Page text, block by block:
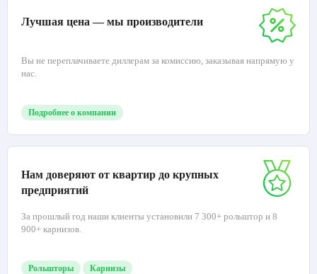
Лучшая цена — мы производители
Вы не переплачиваете диллерам за комиссию, заказывая напрямую у
нас.
Подробнее о компании
Нам доверяют от квартир до крупных
предприятий
За прошлый год наши клиенты установили 7 300+ рольштор и 8
900+ карнизов.
Рольшторы Карнизы